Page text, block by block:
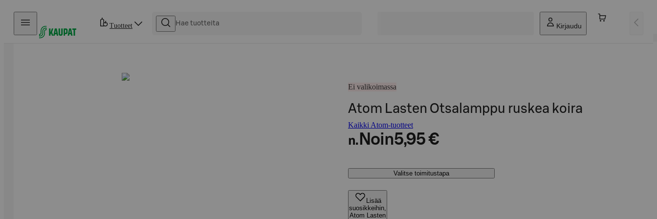
Hyppää sisältöön
Tuotteet Kirjaudu
Ei valikoimassa
Atom Lasten Otsalamppu ruskea koira
Kaikki Atom-tuotteet
n. Noin5,95 €
Valitse toimitustapa
Lisää
suosikkeihin,
Atom Lasten